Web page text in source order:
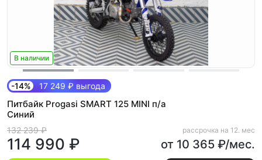
В наличии
-14% 17 249 ₽ выгода
Питбайк Progasi SMART 125 MINI п/а
Синий
132 239 ₽
114 990 ₽
рассрочка на 12. мес
от 10 365 ₽/мес.